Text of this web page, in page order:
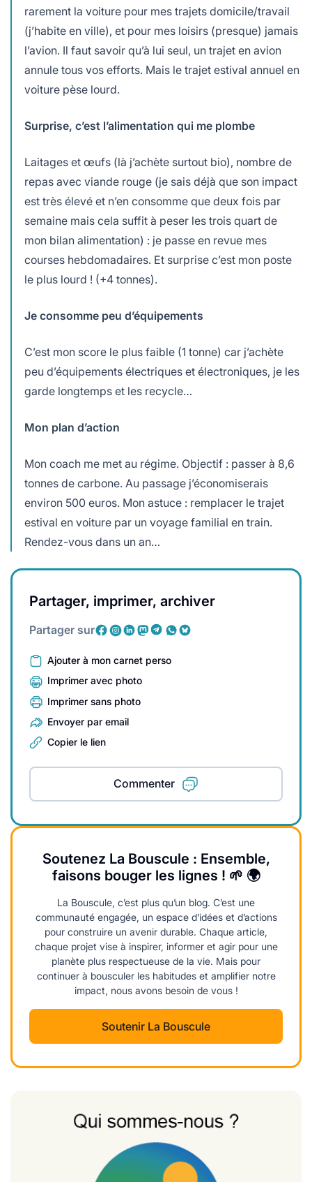
rarement la voiture pour mes trajets domicile/travail
(j’habite en ville), et pour mes loisirs (presque) jamais
l’avion. Il faut savoir qu’à lui seul, un trajet en avion
annule tous vos efforts. Mais le trajet estival annuel en
voiture pèse lourd.
Surprise, c’est l’alimentation qui me plombe
Laitages et œufs (là j’achète surtout bio), nombre de
repas avec viande rouge (je sais déjà que son impact
est très élevé et n’en consomme que deux fois par
semaine mais cela suffit à peser les trois quart de
mon bilan alimentation) : je passe en revue mes
courses hebdomadaires. Et surprise c’est mon poste
le plus lourd ! (+4 tonnes).
Je consomme peu d’équipements
C’est mon score le plus faible (1 tonne) car j’achète
peu d’équipements électriques et électroniques, je les
garde longtemps et les recycle…
Mon plan d’action
Mon coach me met au régime. Objectif : passer à 8,6
tonnes de carbone. Au passage j’économiserais
environ 500 euros. Mon astuce : remplacer le trajet
estival en voiture par un voyage familial en train.
Rendez-vous dans un an…
Partager, imprimer, archiver
Partager sur
Ajouter à mon carnet perso
Imprimer avec photo
Imprimer sans photo
Envoyer par email
Copier le lien
Commenter
Soutenez La Bouscule : Ensemble,
faisons bouger les lignes ! 🌱 🌍
La Bouscule, c’est plus qu’un blog. C’est une
communauté engagée, un espace d’idées et d’actions
pour construire un avenir durable. Chaque article,
chaque projet vise à inspirer, informer et agir pour une
planète plus respectueuse de la vie. Mais pour
continuer à bousculer les habitudes et amplifier notre
impact, nous avons besoin de vous !
Soutenir La Bouscule